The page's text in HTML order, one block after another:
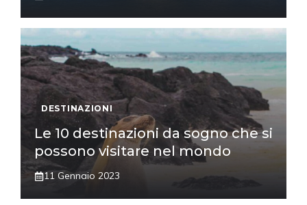
DESTINAZIONI
Le 10 destinazioni da sogno che si
possono visitare nel mondo
11 Gennaio 2023